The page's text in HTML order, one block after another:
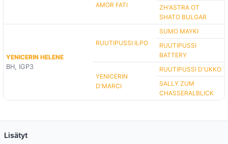
AMOR FATI
ZH'ASTRA OT
SHATO BULGAR
YENICERIN HELENE
BH, IGP3
RUUTIPUSSI ILPO
SUMO MAYKI
RUUTIPUSSI
BATTERY
YENICERIN
D'MARCI
RUUTIPUSSI D'UKKO
SALLY ZUM
CHASSERALBLICK
Lisätyt